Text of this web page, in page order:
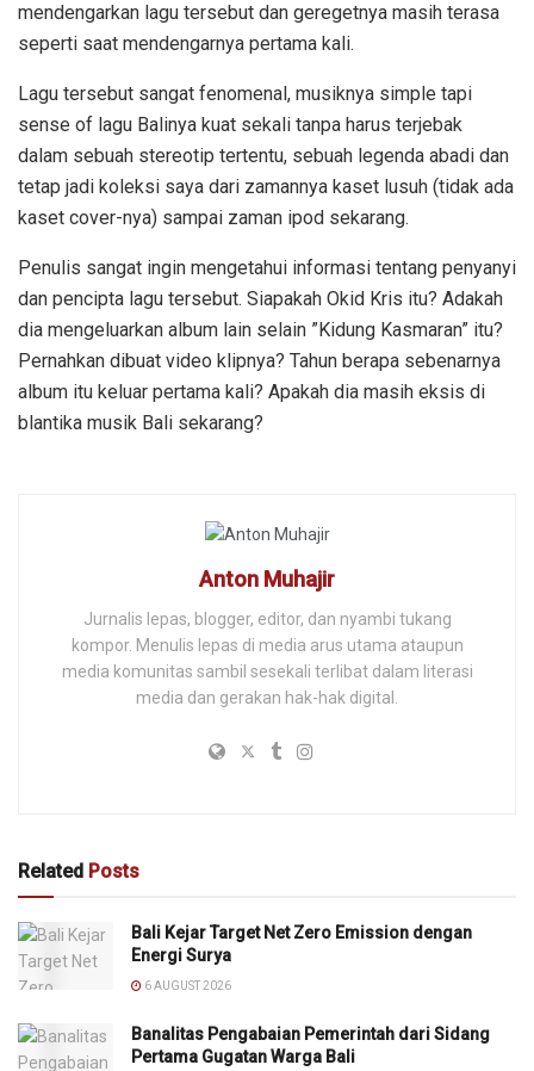
mendengarkan lagu tersebut dan geregetnya masih terasa
seperti saat mendengarnya pertama kali.
Lagu tersebut sangat fenomenal, musiknya simple tapi
sense of lagu Balinya kuat sekali tanpa harus terjebak
dalam sebuah stereotip tertentu, sebuah legenda abadi dan
tetap jadi koleksi saya dari zamannya kaset lusuh (tidak ada
kaset cover-nya) sampai zaman ipod sekarang.
Penulis sangat ingin mengetahui informasi tentang penyanyi
dan pencipta lagu tersebut. Siapakah Okid Kris itu? Adakah
dia mengeluarkan album lain selain ”Kidung Kasmaran” itu?
Pernahkan dibuat video klipnya? Tahun berapa sebenarnya
album itu keluar pertama kali? Apakah dia masih eksis di
blantika musik Bali sekarang?
Anton Muhajir
Jurnalis lepas, blogger, editor, dan nyambi tukang
kompor. Menulis lepas di media arus utama ataupun
media komunitas sambil sesekali terlibat dalam literasi
media dan gerakan hak-hak digital.
Related Posts
Bali Kejar Target Net Zero Emission dengan
Energi Surya
6 AUGUST 2026
Banalitas Pengabaian Pemerintah dari Sidang
Pertama Gugatan Warga Bali